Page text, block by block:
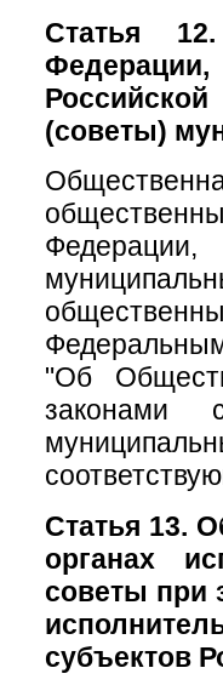
Статья
(советы)
"Об
законами
Статья 13.
органах
советы при
субъектов